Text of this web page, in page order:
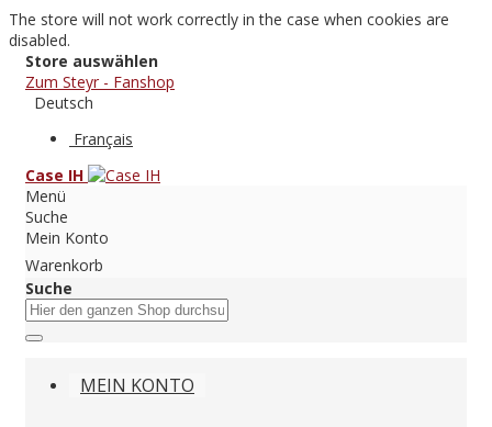
The store will not work correctly in the case when cookies are
disabled.
Store auswählen
Zum Steyr - Fanshop
Deutsch
Français
Case IH
Menü
Suche
Mein Konto
Warenkorb
Suche
MEIN KONTO